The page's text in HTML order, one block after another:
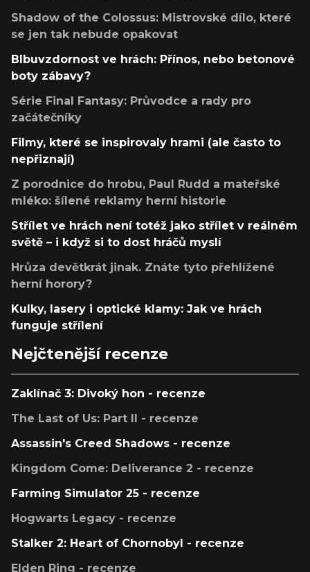
Shadow of the Colossus: Mistrovské dílo, které
se jen tak nebude opakovat
Blbuvzdornost ve hrách: Přínos, nebo betonové
boty zábavy?
Série Final Fantasy: Průvodce a rady pro
začátečníky
Filmy, které se inspirovaly hrami (ale často to
nepřiznají)
Z porodnice do hrobu, Paul Rudd a mateřské
mléko: šílené reklamy herní historie
Střílet ve hrách není totéž jako střílet v reálném
světě – i když si to dost hráčů myslí
Hrůza devětkrát jinak. Znáte tyto přehlížené
herní horory?
Kulky, lasery i optické klamy: Jak ve hrách
funguje střílení
Nejčtenější recenze
Zaklínač 3: Divoký hon - recenze
The Last of Us: Part II - recenze
Assassin's Creed Shadows - recenze
Kingdom Come: Deliverance 2 - recenze
Farming Simulator 25 - recenze
Hogwarts Legacy - recenze
Stalker 2: Heart of Chornobyl - recenze
Elden Ring - recenze